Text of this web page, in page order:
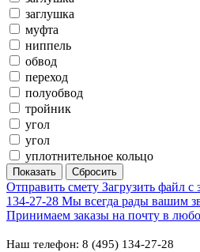
заглушка
муфта
ниппель
обвод
переход
полуобвод
тройник
угол
угол
уплотнительное кольцо
Отправить смету Загрузить файл с
134-27-28 Мы всегда рады вашим
Принимаем заказы на почту в
Наш телефон: 8 (495) 134-27-28